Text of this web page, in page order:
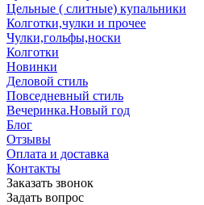
Цельные ( слитные) купальники
Колготки,чулки и прочее
Чулки,гольфы,носки
Колготки
Новинки
Деловой стиль
Повседневный стиль
Вечеринка.Новый год
Блог
Отзывы
Оплата и доставка
Контакты
Заказать звонок
Задать вопрос